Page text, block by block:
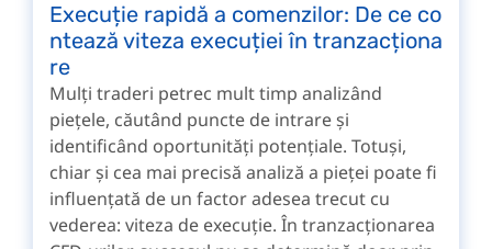
Execuție rapidă a comenzilor: De ce co
ntează viteza execuției în tranzacționa
re
Mulți traderi petrec mult timp analizând
piețele, căutând puncte de intrare și
identificând oportunități potențiale. Totuși,
chiar și cea mai precisă analiză a pieței poate fi
influențată de un factor adesea trecut cu
vederea: viteza de execuție. În tranzacționarea